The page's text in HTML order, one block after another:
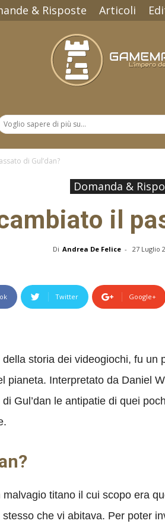
& Risposte Articoli
di Gul’dan?
Domanda &
il
Di Andrea De Felice - 27 Luglio
Twitter Google+
storia dei videogiochi, fu
pianeta. Interpretato da Daniel
Gul’dan le antipatie di quei
titano il cui scopo era
che vi abitava. Per poter